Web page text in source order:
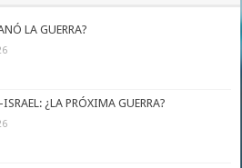
LA GUERRA?
¿LA PRÓXIMA GUERRA?